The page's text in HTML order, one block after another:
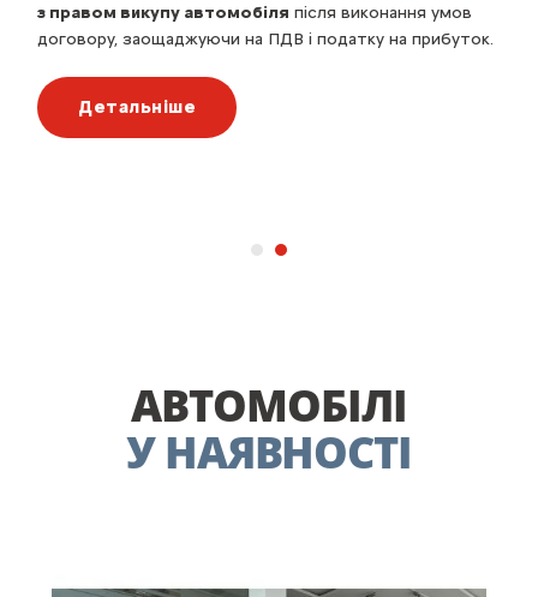
з правом викупу автомобіля після виконання умов
договору, заощаджуючи на ПДВ і податку на прибуток.
Детальніше
АВТОМОБІЛІ
У НАЯВНОСТІ